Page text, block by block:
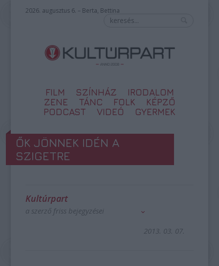
2026. augusztus 6. – Berta, Bettina
FILM SZÍNHÁZ
IRODALOM
ZENE
TÁNC FOLK
KÉPZŐ
PODCAST
VIDEÓ GYERMEK
ŐK JÖNNEK IDÉN A
SZIGETRE
Kultúrpart
a szerző friss bejegyzései
2013. 03. 07.